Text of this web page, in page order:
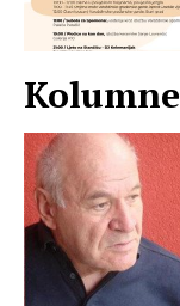
Kolumne